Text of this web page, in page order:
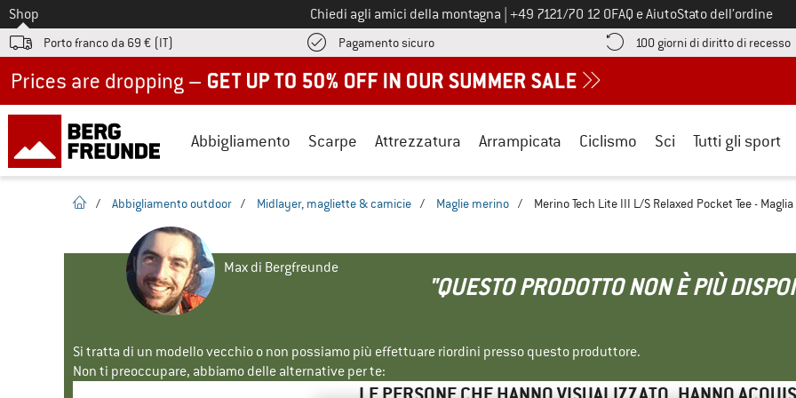
Allo
Shop Chiedi agli amici della montagna Chiamaci al numero
+49 7121/70 12 0FAQ e AiutoStato dell’ordine
Porto franco da 69 € (IT) Pagamento sicuroQui trovi le informazioni di pagamento! Si apre in una casella
100 giorni di diritto di recesso
Abbigliamento Scarpe Attrezzatura Arrampicata Ciclismo Sci Tutti gli sport
pagina iniziale
/ Abbigliamento outdoor / Midlayer, magliette & camicie / Maglie merino / Merino Tech Lite III L/S Relaxed Pocket Tee -
Max di Bergfreunde
"QUESTO PRODOTTO NON È PIÙ
Si tratta di un modello vecchio o non possiamo più effettuare riordini presso questo produttore.
Non ti preoccupare, abbiamo delle alternative per te: